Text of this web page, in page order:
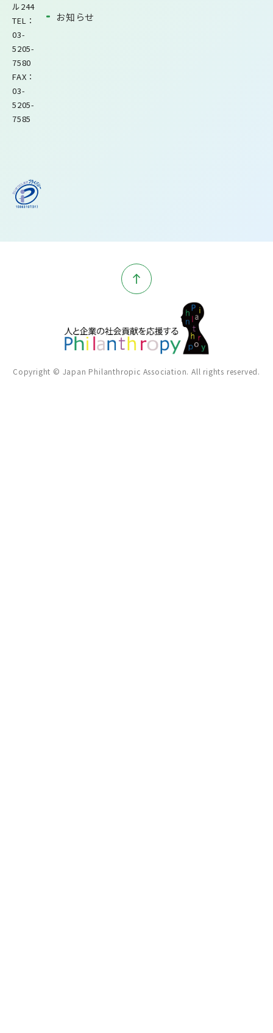
ル244
TEL：
03-
5205-
7580
FAX：
03-
5205-
7585
お知らせ
Copyright © Japan Philanthropic Association. All rights reserved.